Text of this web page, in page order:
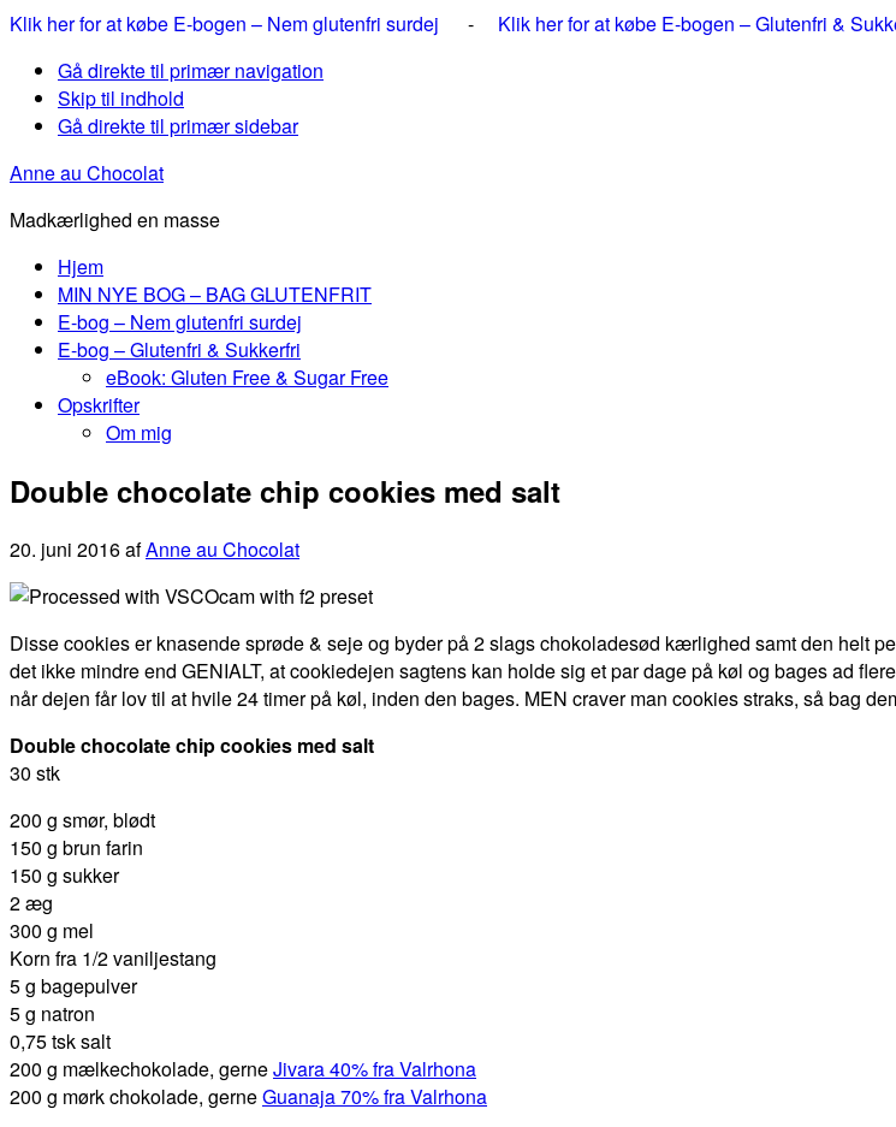
Klik her for at købe E-bogen – Nem glutenfri surdej - Klik her for at købe E-bogen – Glutenfri &
Gå direkte til primær navigation
Skip til indhold
Gå direkte til primær sidebar
Anne au Chocolat
Madkærlighed en masse
Hjem
MIN NYE BOG – BAG GLUTENFRIT
E-bog – Nem glutenfri surdej
E-bog – Glutenfri & Sukkerfri
eBook: Gluten Free & Sugar Free
Opskrifter
Om mig
Double chocolate chip cookies med salt
20. juni 2016afAnne au Chocolat
Disse cookies er knasende sprøde & seje og byder på 2 slags chokoladesød kærlighed samt den helt
det ikke mindre end GENIALT, at cookiedejen sagtens kan holde sig et par dage på køl og bages ad
når dejen får lov til at hvile 24 timer på køl, inden den bages. MEN craver man cookies straks, så bag
Double chocolate chip cookies med salt
30 stk
200 g smør, blødt
150 g brun farin
150 g sukker
2 æg
300 g mel
Korn fra 1/2 vaniljestang
5 g bagepulver
5 g natron
0,75 tsk salt
200 g mælkechokolade, gerneJivara 40% fra Valrhona
200 g mørk chokolade, gerneGuanaja 70% fra Valrhona